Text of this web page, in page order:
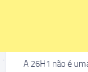
A 26H1 não é